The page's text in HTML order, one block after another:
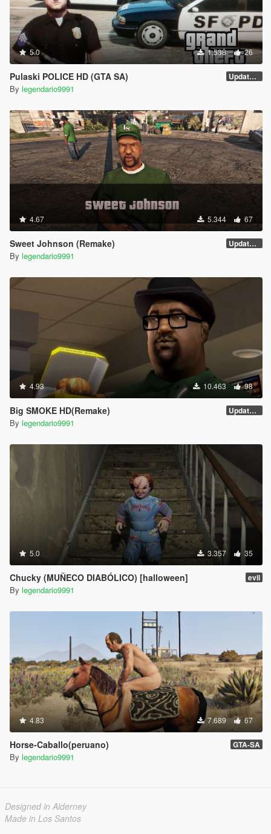
5.0 1.538 26
Pulaski POLICE HD (GTA SA) Update V1
By legendario9991
4.67 5.344 67
Sweet Johnson (Remake) Update v3
By legendario9991
4.93 10.463 98
Big SMOKE HD(Remake) Update v2
By legendario9991
5.0 3.357 35
Chucky (MUÑECO DIABÓLICO) [halloween] evil
By legendario9991
4.83 7.689 67
Horse-Caballo(peruano) GTA-SA
By legendario9991
Designed in Alderney
Made in Los Santos